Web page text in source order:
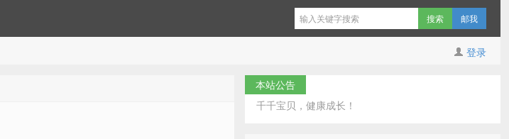
邮我
登录
本站公告
千千宝贝，健康成长！